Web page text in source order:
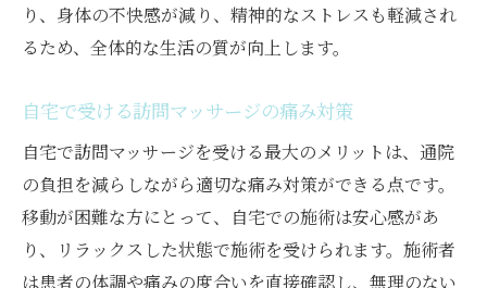
り、身体の不快感が減り、精神的なストレスも軽減され
るため、全体的な生活の質が向上します。
自宅で受ける訪問マッサージの痛み対策
自宅で訪問マッサージを受ける最大のメリットは、通院
の負担を減らしながら適切な痛み対策ができる点です。
移動が困難な方にとって、自宅での施術は安心感があ
り、リラックスした状態で施術を受けられます。施術者
は患者の体調や痛みの度合いを直接確認し、無理のない